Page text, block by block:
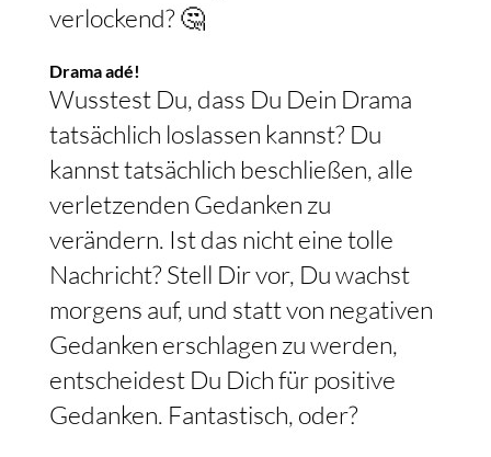
verlockend? 🤔
Drama adé!
Wusstest Du, dass Du Dein Drama
tatsächlich loslassen kannst? Du
kannst tatsächlich beschließen, alle
verletzenden Gedanken zu
verändern. Ist das nicht eine tolle
Nachricht? Stell Dir vor, Du wachst
morgens auf, und statt von negativen
Gedanken erschlagen zu werden,
entscheidest Du Dich für positive
Gedanken. Fantastisch, oder?